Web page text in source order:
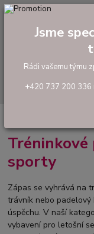
tel: +420 737 200 336
Tréninkové
sporty
Zápas se vyhrává na
trávník nebo
úspěchu. V naší
vybavení pro letošní
Jsme
Rádi vašemu týmu
+420 737 200 336